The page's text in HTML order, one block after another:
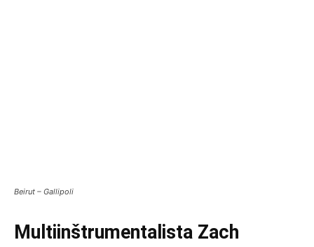
Beirut – Gallipoli
Multiinštrumentalista Zach